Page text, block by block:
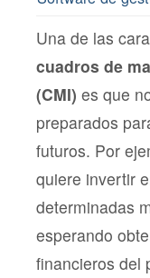
Una de las
cuadros de
(CMI) es que
preparados
futuros. Por
quiere invertir
determinadas
esperando
financieros del